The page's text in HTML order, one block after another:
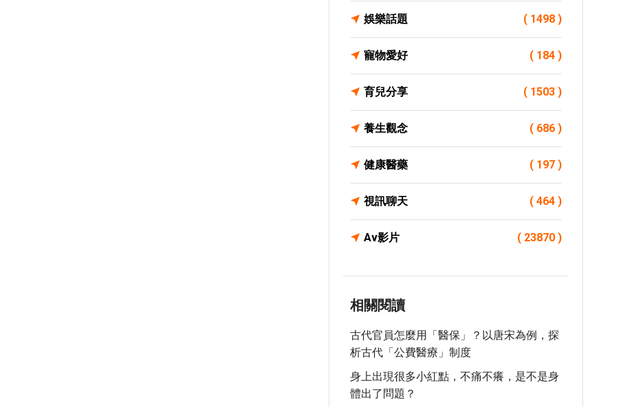
娛樂話題 ( 1498 )
寵物愛好 ( 184 )
育兒分享 ( 1503 )
養生觀念 ( 686 )
健康醫藥 ( 197 )
視訊聊天 ( 464 )
Av影片 ( 23870 )
相關閱讀
古代官員怎麼用「醫保」？以唐宋為例，探
析古代「公費醫療」制度
身上出現很多小紅點，不痛不癢，是不是身
體出了問題？